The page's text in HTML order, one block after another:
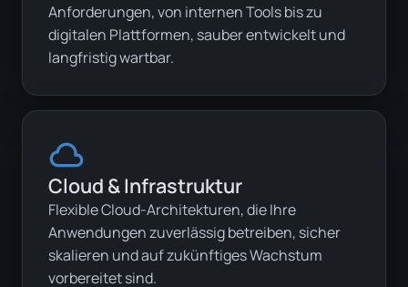
Anforderungen, von internen Tools bis zu
digitalen Plattformen, sauber entwickelt und
langfristig wartbar.
cloud
Cloud & Infrastruktur
Flexible Cloud-Architekturen, die Ihre
Anwendungen zuverlässig betreiben, sicher
skalieren und auf zukünftiges Wachstum
vorbereitet sind.